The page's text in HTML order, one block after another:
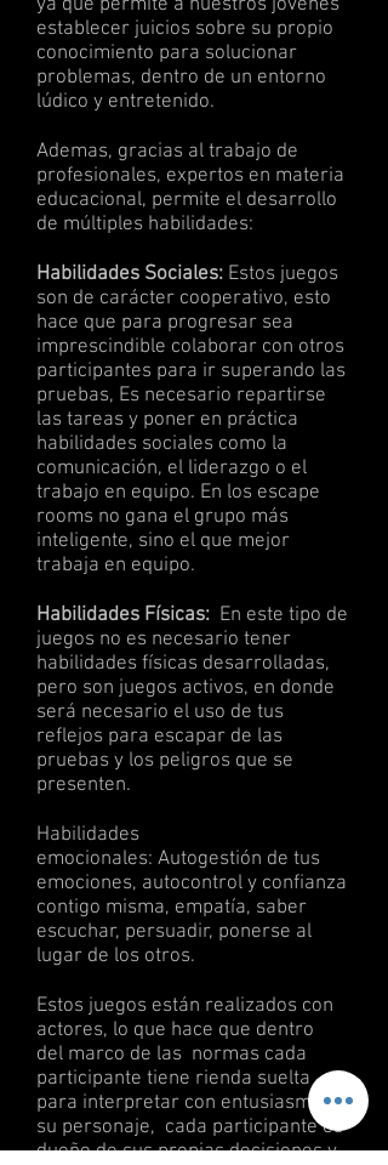
ya que permite a nuestros jóvenes
establecer juicios sobre su propio
conocimiento para solucionar
problemas, dentro de un entorno
lúdico y entretenido.
Ademas, gracias al trabajo de
profesionales, expertos en materia
educacional, permite el desarrollo
de múltiples habilidades:
Habilidades Sociales: Estos juegos
son de carácter cooperativo, esto
hace que para progresar sea
imprescindible colaborar con otros
participantes para ir superando las
pruebas, Es necesario repartirse
las tareas y poner en práctica
habilidades sociales como la
comunicación, el liderazgo o el
trabajo en equipo. En los escape
rooms no gana el grupo más
inteligente, sino el que mejor
trabaja en equipo.
Habilidades Físicas: En este tipo de
juegos no es necesario tener
habilidades físicas desarrolladas,
pero son juegos activos, en donde
será necesario el uso de tus
reflejos para escapar de las
pruebas y los peligros que se
presenten.
Habilidades
emocionales: Autogestión de tus
emociones, autocontrol y confianza
contigo misma, empatía, saber
escuchar, persuadir, ponerse al
lugar de los otros.
Estos juegos están realizados con
actores, lo que hace que dentro
del marco de las normas cada
participante tiene rienda suelta
para interpretar con entusiasmo a
su personaje, cada participante es
dueño de sus propias decisiones y